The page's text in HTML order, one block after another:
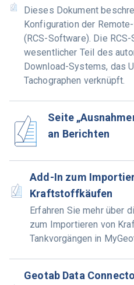
Dieses Dokument
Konfiguration der
(RCS-Software). Die
wesentlicher Teil des
Download-Systems, das
Tachographen verknüpft.
Seite
an Berichten
Add-In zum
Kraftstoffkäufen
Erfahren Sie mehr über
zum Importieren von
Tankvorgängen in
Geotab Data